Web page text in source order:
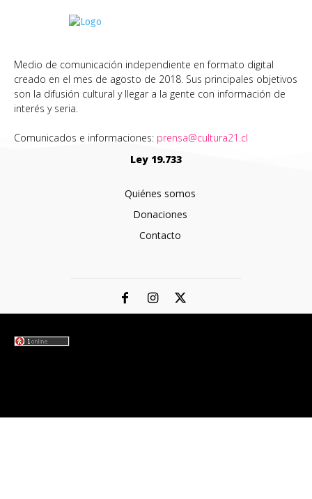
Medio de comunicación independiente en formato digital
creado en el mes de agosto de 2018. Sus principales objetivos
son la difusión cultural y llegar a la gente con información de
interés y seria.
Comunicados e informaciones: prensa@cultura21.cl
Ley 19.733
Quiénes somos
Donaciones
Contacto